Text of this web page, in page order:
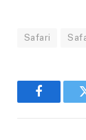
Safari
Facebook